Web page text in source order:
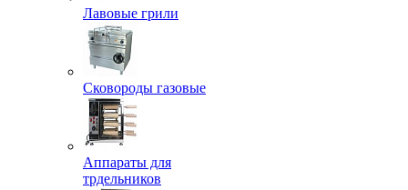
Лавовые грили
Сковороды газовые
Аппараты для
трдельников